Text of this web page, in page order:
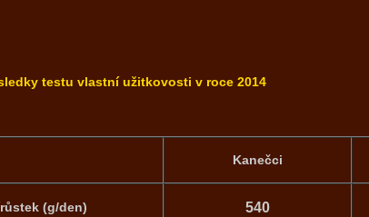
testu vlastní užitkovosti v roce 2014
Kanečci
(g/den) 540